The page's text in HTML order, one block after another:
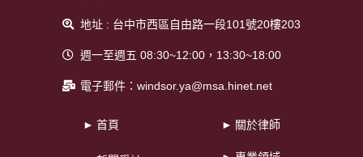
地址 : 台中市西區自由路一段101號20樓203
週一至週五 08:30~12:00，13:30~18:00
電子郵件：windsor.ya@msa.hinet.net
► 首頁 ► 關於律師